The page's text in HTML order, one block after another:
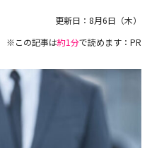
更新日： 8月6日（木）
※この記事は約1分で読めます：PR